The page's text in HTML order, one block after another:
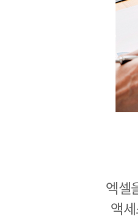
엑셀
액